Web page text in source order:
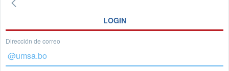
LOGIN
Dirección de correo